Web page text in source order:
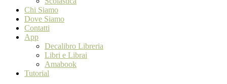
Chi Siamo
Dove Siamo
Contatti
App
Decalibro Libreria
Libri e Librai
Amabook
Tutorial